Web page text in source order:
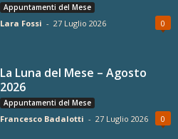
Appuntamenti del Mese
Lara Fossi - 27 Luglio 2026 0
La Luna del Mese – Agosto
2026
Appuntamenti del Mese
Francesco Badalotti - 27 Luglio 2026 0